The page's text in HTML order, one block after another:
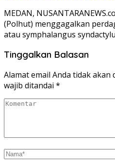
MEDAN,
(Polhut) menggagalkan
atau symphalangus
Tinggalkan Balasan
Alamat email Anda tidak akan
wajib ditandai *